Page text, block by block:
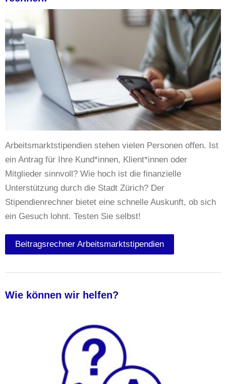
Arbeitsmarktstipendien stehen vielen Personen offen. Ist
ein Antrag für Ihre Kund*innen, Klient*innen oder
Mitglieder sinnvoll? Wie hoch ist die finanzielle
Unterstützung durch die Stadt Zürich? Der
Stipendienrechner bietet eine schnelle Auskunft, ob sich
ein Gesuch lohnt. Testen Sie selbst!
Beitragsrechner Arbeitsmarktstipendien
Wie können wir helfen?